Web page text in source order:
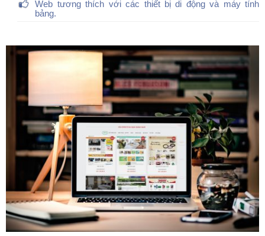
Web tương thích với các thiết bị di động và máy tính
bảng.